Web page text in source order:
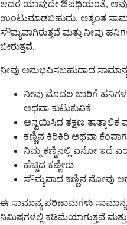
ಆದರೆ ಯಾವುದೇ ಔಷಧಿಯಂತೆ, ಅವು
ಉಂಟುಮಾಡಬಹುದು. ಅತ್ಯಂತ
ಸೌಮ್ಯವಾಗಿರುತ್ತವೆ ಮತ್ತು ನೀವು
ಬೀರುತ್ತವೆ.
ನೀವು ಅನುಭವಿಸಬಹುದಾದ
ನೀವು ಮೊದಲ ಬಾರಿಗೆ
ಅಥವಾ ಕುಟುಕುವಿಕೆ
ಅನ್ವಯಿಸಿದ ತಕ್ಷಣ ತಾತ್ಕಾಲಿಕ
ಕಣ್ಣಿನ ಕಿರಿಕಿರಿ ಅಥವಾ
ನಿಮ್ಮ ಕಣ್ಣಿನಲ್ಲಿ ಏನೋ ಇದೆ
ಹೆಚ್ಚಿದ ಕಣ್ಣೀರು
ಸೌಮ್ಯವಾದ ಕಣ್ಣಿನ ನೋವು
ಈ ಸಾಮಾನ್ಯ ಪರಿಣಾಮಗಳು
ನಿಮಿಷಗಳಲ್ಲಿ ಕಡಿಮೆಯಾಗುತ್ತವೆ